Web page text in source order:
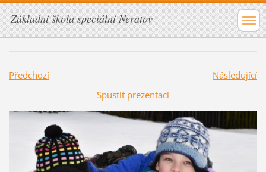
Základní škola speciální Neratov
Předchozí
Následující
Spustit prezentaci